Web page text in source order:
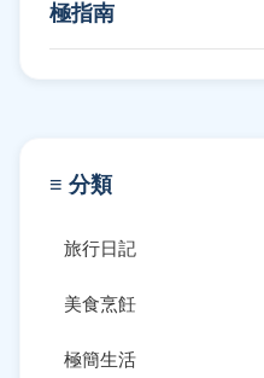
極指南
≡ 分類
旅行日記
美食烹飪
極簡生活